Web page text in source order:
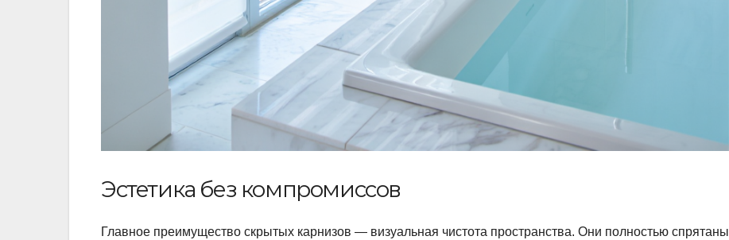
Эстетика без компромиссов
Главное преимущество скрытых карнизов — визуальная чистота пространства. Они полностью спрятаны